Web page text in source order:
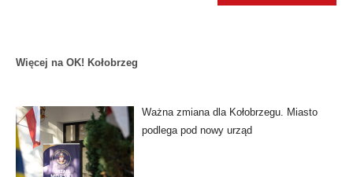
Więcej na OK! Kołobrzeg
Ważna zmiana dla Kołobrzegu. Miasto
podlega pod nowy urząd